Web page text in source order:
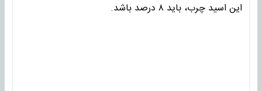
این اسید چرب، باید ۸ درصد باشد.